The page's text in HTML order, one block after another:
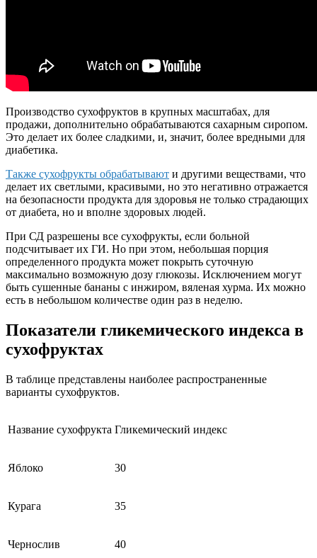
Производство сухофруктов в крупных масштабах, для
продажи, дополнительно обрабатываются сахарным сиропом.
Это делает их более сладкими, и, значит, более вредными для
диабетика.
Также сухофрукты обрабатывают и другими веществами, что
делает их светлыми, красивыми, но это негативно отражается
на безопасности продукта для здоровья не только страдающих
от диабета, но и вполне здоровых людей.
При СД разрешены все сухофрукты, если больной
подсчитывает их ГИ. Но при этом, небольшая порция
определенного продукта может покрыть суточную
максимально возможную дозу глюкозы. Исключением могут
быть сушенные бананы с инжиром, вяленая хурма. Их можно
есть в небольшом количестве один раз в неделю.
Показатели гликемического индекса в
сухофруктах
В таблице представлены наиболее распространенные
варианты сухофруктов.
Название сухофрукта Гликемический индекс
Яблоко 30
Курага 35
Чернослив 40